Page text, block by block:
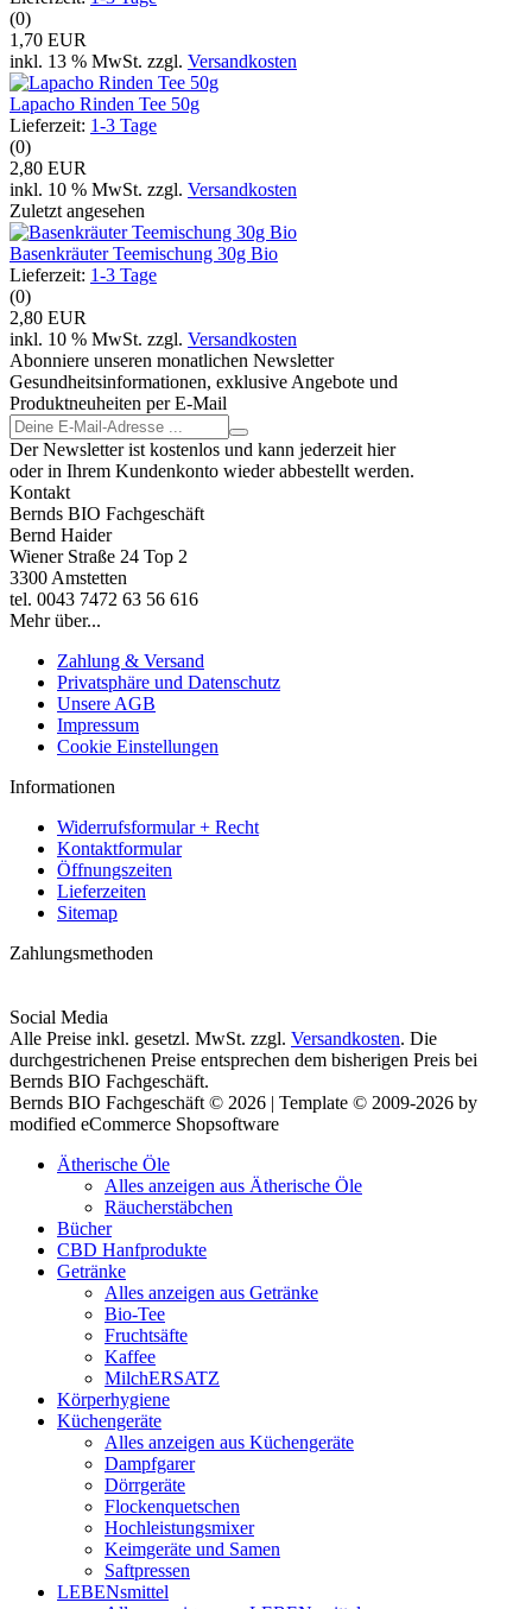
(0)
1,70 EUR
inkl. 13 % MwSt. zzgl. Versandkosten
Lapacho Rinden Tee 50g
Lieferzeit: 1-3 Tage
(0)
2,80 EUR
inkl. 10 % MwSt. zzgl. Versandkosten
Zuletzt angesehen
Basenkräuter Teemischung 30g Bio
Lieferzeit: 1-3 Tage
(0)
2,80 EUR
inkl. 10 % MwSt. zzgl. Versandkosten
Abonniere unseren monatlichen Newsletter
Gesundheitsinformationen, exklusive Angebote und
Produktneuheiten per E-Mail
Der Newsletter ist kostenlos und kann jederzeit hier
oder in Ihrem Kundenkonto wieder abbestellt werden.
Kontakt
Bernds BIO Fachgeschäft
Bernd Haider
Wiener Straße 24 Top 2
3300 Amstetten
tel. 0043 7472 63 56 616
Mehr über...
Zahlung & Versand
Privatsphäre und Datenschutz
Unsere AGB
Impressum
Cookie Einstellungen
Informationen
Widerrufsformular + Recht
Kontaktformular
Öffnungszeiten
Lieferzeiten
Sitemap
Zahlungsmethoden
Social Media
Alle Preise inkl. gesetzl. MwSt. zzgl. Versandkosten. Die
durchgestrichenen Preise entsprechen dem bisherigen Preis bei
Bernds BIO Fachgeschäft.
Bernds BIO Fachgeschäft © 2026 | Template © 2009-2026 by
modified eCommerce Shopsoftware
Ätherische Öle
Alles anzeigen aus Ätherische Öle
Räucherstäbchen
Bücher
CBD Hanfprodukte
Getränke
Alles anzeigen aus Getränke
Bio-Tee
Fruchtsäfte
Kaffee
MilchERSATZ
Körperhygiene
Küchengeräte
Alles anzeigen aus Küchengeräte
Dampfgarer
Dörrgeräte
Flockenquetschen
Hochleistungsmixer
Keimgeräte und Samen
Saftpressen
LEBENsmittel